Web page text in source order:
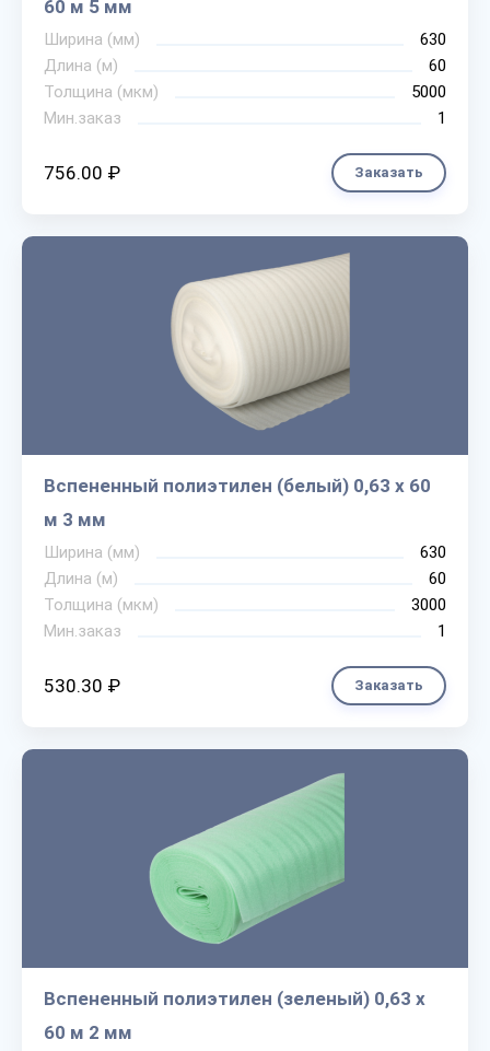
60 м 5 мм
Ширина (мм)
630
Длина (м)
60
Толщина (мкм)
5000
Мин.заказ
1
756.00 ₽ Заказать
Вспененный полиэтилен (белый) 0,63 х 60
м 3 мм
Ширина (мм)
630
Длина (м)
60
Толщина (мкм)
3000
Мин.заказ
1
530.30 ₽ Заказать
Вспененный полиэтилен (зеленый) 0,63 х
60 м 2 мм